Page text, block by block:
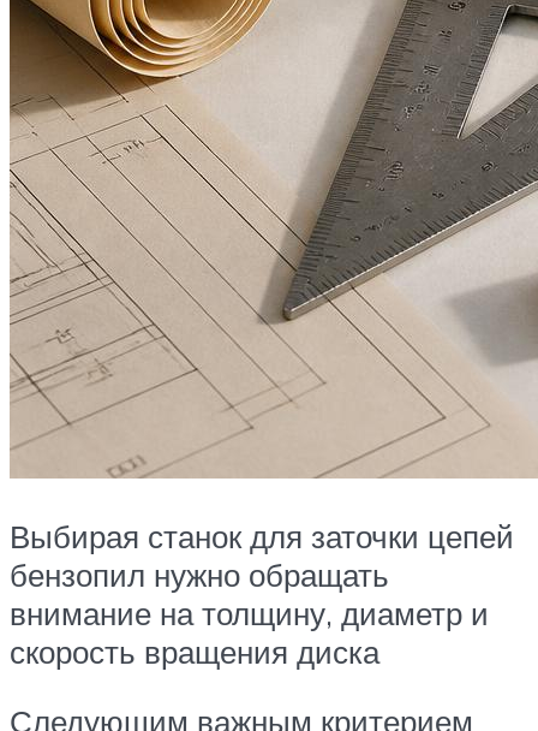
Выбирая станок для заточки цепей
бензопил нужно обращать
внимание на толщину, диаметр и
скорость вращения диска
Следующим важным критерием